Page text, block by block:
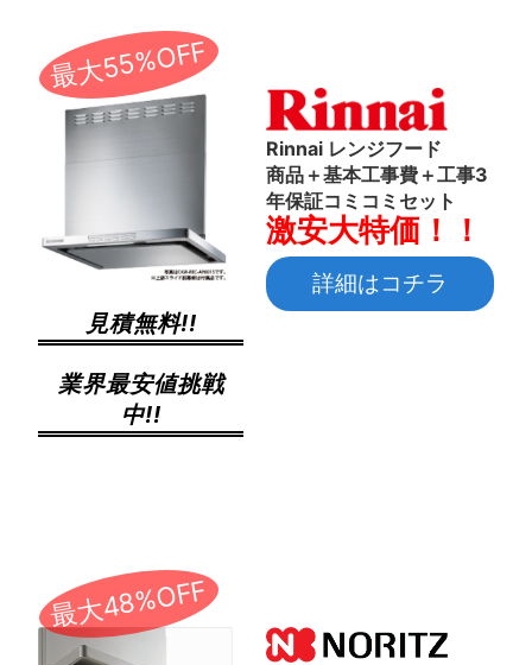
最大55%OFF
見積無料!!
業界最安値挑戦
中!!
Rinnai レンジフード
商品＋基本工事費＋工事3
年保証コミコミセット
激安大特価！！
詳細はコチラ
最大48%OFF